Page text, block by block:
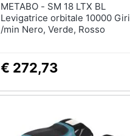
METABO - SM 18 LTX BL
Levigatrice orbitale 10000 Giri
/min Nero, Verde, Rosso
€ 272,73